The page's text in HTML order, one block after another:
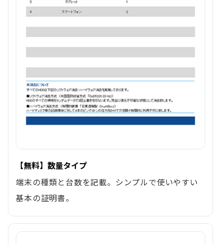
【無料】数量タイプ
端末の種類と台数を記載。シンプルで使いやすい
基本の証明書。